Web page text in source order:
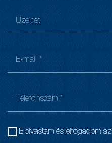
Elolvastam és elfogadom az